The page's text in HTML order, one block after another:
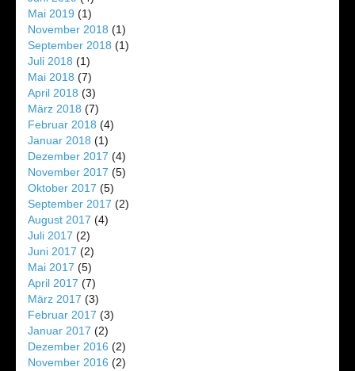
Mai 2019 (1)
November 2018 (1)
September 2018 (1)
Juli 2018 (1)
Mai 2018 (7)
April 2018 (3)
März 2018 (7)
Februar 2018 (4)
Januar 2018 (1)
Dezember 2017 (4)
November 2017 (5)
Oktober 2017 (5)
September 2017 (2)
August 2017 (4)
Juli 2017 (2)
Juni 2017 (2)
Mai 2017 (5)
April 2017 (7)
März 2017 (3)
Februar 2017 (3)
Januar 2017 (2)
Dezember 2016 (2)
November 2016 (2)